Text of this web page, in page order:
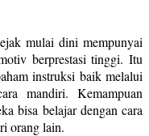
mulai dini mempunyai
berprestasi tinggi. Itu
instruksi baik melalui
mandiri. Kemampuan
bisa belajar dengan cara
orang lain.